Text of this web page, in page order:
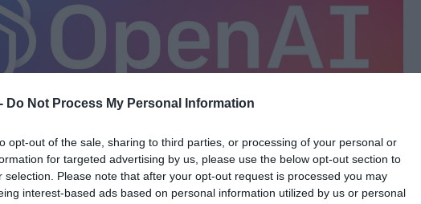
Do Not Process My Personal Information
opt-out of the sale, sharing to third parties, or processing of your personal or
for targeted advertising by us, please use the below opt-out section to
selection. Please note that after your opt-out request is processed you may
interest-based ads based on personal information utilized by us or personal